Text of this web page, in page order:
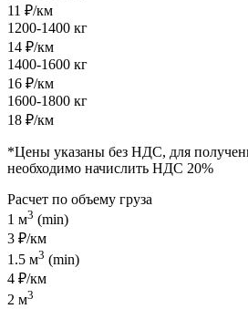
11 ₽/км
1200-1400 кг
14 ₽/км
1400-1600 кг
16 ₽/км
1600-1800 кг
18 ₽/км
*Цены указаны без НДС, для
необходимо начислить НДС 20%
Расчет по объему груза
1 м3 (min)
3 ₽/км
1.5 м3 (min)
4 ₽/км
2 м3